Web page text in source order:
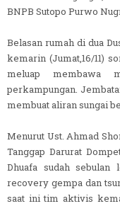
BNPB Sutopo Purwo
Belasan rumah di dua
kemarin (Jumat,16/11)
meluap membawa
perkampungan.
membuat aliran sungai
Menurut Ust. Ahmad
Tanggap Darurat
Dhuafa sudah
recovery gempa dan
saat ini tim aktivis